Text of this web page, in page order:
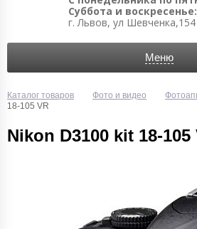
Суббота и
г. Львов, ул Шевченка,154
Меню
Каталог товаров Фото и видео
18-105 VR
Nikon D3100 kit 18-105